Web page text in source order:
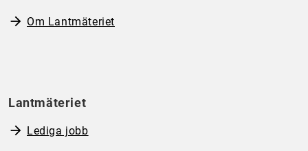
Om Lantmäteriet
Lantmäteriet
Lediga jobb